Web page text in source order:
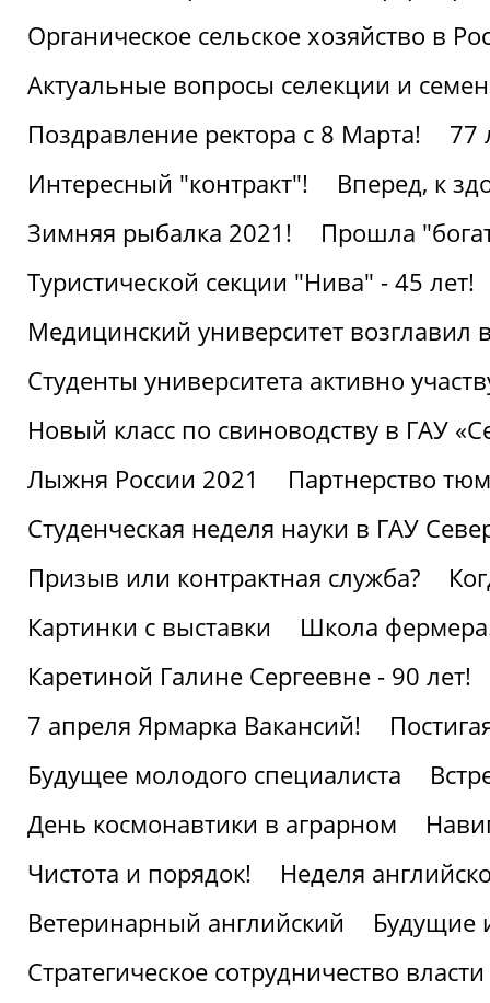
Органическое сельское хозяйство в
Актуальные вопросы селекции и
Поздравление ректора с 8 Марта!
77
Интересный "контракт"!
Вперед, к
Зимняя рыбалка 2021!
Прошла
Туристической секции "Нива" - 45 лет!
Медицинский университет возглавил
Студенты университета активно
Новый класс по свиноводству в ГАУ
Лыжня России 2021
Партнерство
Студенческая неделя науки в ГАУ
Призыв или контрактная служба?
Картинки с выставки
Школа
Каретиной Галине Сергеевне - 90 лет!
7 апреля Ярмарка Вакансий!
Будущее молодого специалиста
День космонавтики в аграрном
Чистота и порядок!
Неделя
Ветеринарный английский
Будущие
Стратегическое сотрудничество